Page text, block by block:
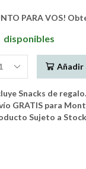
PARA VOS!
disponibles
Pro
-
Heartland
Perro
Añadir
Snacks de regalo.
GRATIS para
Sujeto a Stock